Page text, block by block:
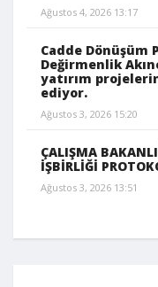
Ağustos 4, 2026 13:17
Cadde Dönüşüm
Değirmenlik
yatırım
ediyor.
Ağustos 3, 2026 15:20
ÇALIŞMA
İŞBİRLİĞİ
Ağustos 3, 2026 13:51